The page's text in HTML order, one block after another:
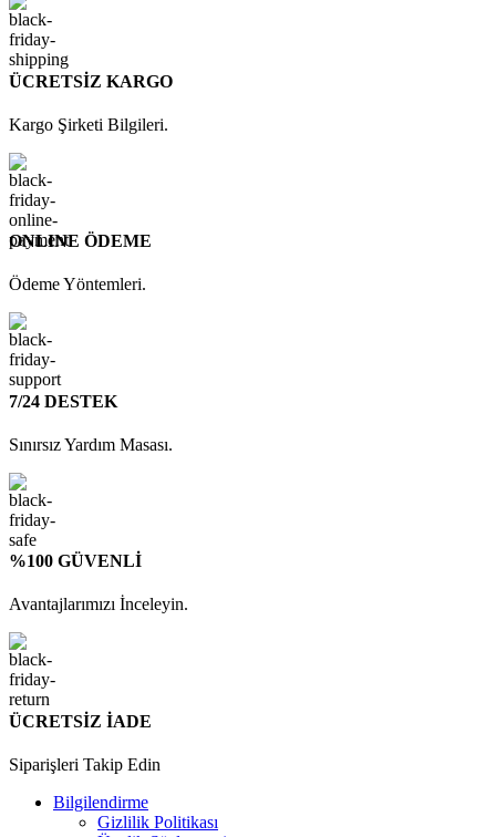
ÜCRETSİZ KARGO
Kargo Şirketi Bilgileri.
ONLINE ÖDEME
Ödeme Yöntemleri.
7/24 DESTEK
Sınırsız Yardım Masası.
%100 GÜVENLİ
Avantajlarımızı İnceleyin.
ÜCRETSİZ İADE
Siparişleri Takip Edin
Bilgilendirme
Gizlilik Politikası